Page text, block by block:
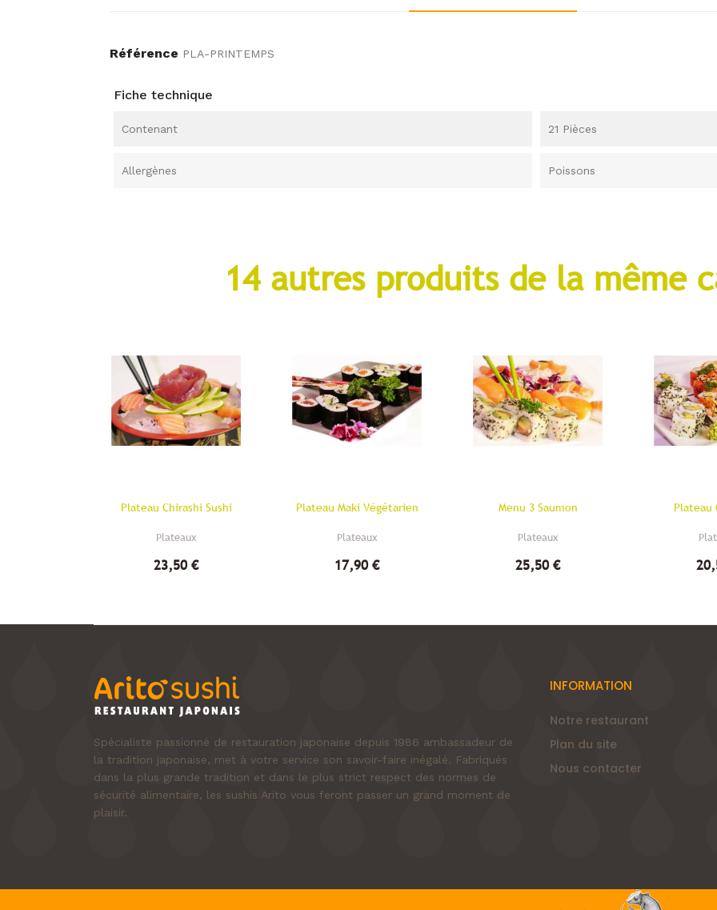
Référence PLA-PRINTEMPS
Fiche technique
Contenant 21 Pièces
Allergènes Poissons
14 autres produits de la même
Plateau Chirashi Sushi
Plateaux
23,50 €
Plateau Maki Végétarien
Plateaux
17,90 €
Menu 3 Saumon
Plateaux
25,50 €
Plateau
Spécialiste passionné de restauration japonaise depuis 1986 ambassadeur de
la tradition japonaise, met à votre service son savoir-faire inégalé. Fabriqués
dans la plus grande tradition et dans le plus strict respect des normes de
sécurité alimentaire, les sushis Arito vous feront passer un grand moment de
plaisir.
INFORMATION
Notre restaurant
Plan du site
Nous contacter